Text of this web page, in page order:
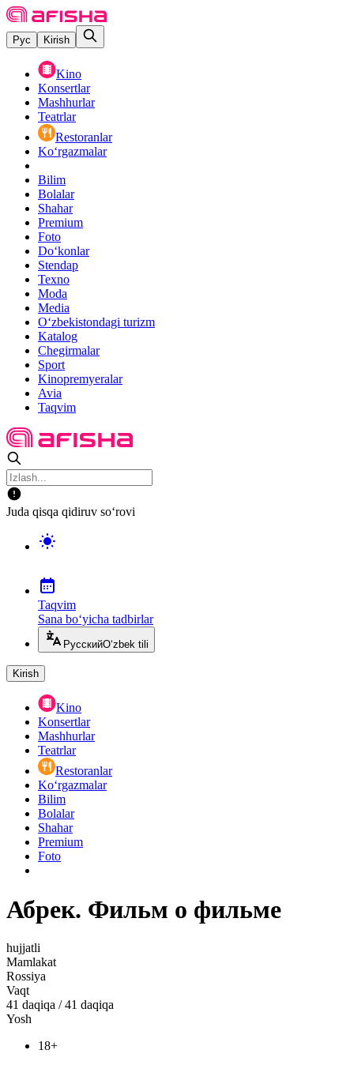
Рус Kirish
Kino
Konsertlar
Mashhurlar
Teatrlar
Restoranlar
Ko‘rgazmalar
Bilim
Bolalar
Shahar
Premium
Foto
Do‘konlar
Stendap
Texno
Moda
Media
O‘zbekistondagi turizm
Katalog
Chegirmalar
Sport
Kinopremyeralar
Avia
Taqvim
Juda qisqa qidiruv so‘rovi
Taqvim
Sana bo‘yicha tadbirlar
РусскийO‘zbek tili
Kirish
Kino
Konsertlar
Mashhurlar
Teatrlar
Restoranlar
Ko‘rgazmalar
Bilim
Bolalar
Shahar
Premium
Foto
Абрек. Фильм о фильме
hujjatli
Mamlakat
Rossiya
Vaqt
41 daqiqa /41 daqiqa
Yosh
18+